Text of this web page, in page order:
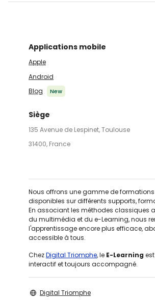
Applications mobile
Apple
Android
Blog
New
Siège
135 Avenue de Lespinet, Toulouse
31400, France
Nous offrons une gamme de formations
disponibles sur différents supports,
En associant les méthodes classiques
du multimédia et du e-Learning, nous
l'apprentissage encore plus efficace,
accessible à tous.
ChezDigital Triomphe, le E-Learning
interactif et toujours accompagné.
Digital Triomphe